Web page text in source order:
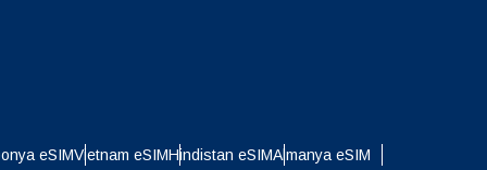
eSIMVietnam eSIMHindistan eSIMAlmanya eSIM